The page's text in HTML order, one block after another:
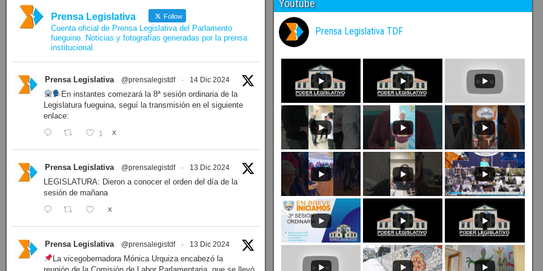
Prensa Legislativa Follow
Cuenta oficial de Prensa Legislativa del Parlamento
fueguino. Noticias y fotografías generadas por la prensa
institucional.
Prensa Legislativa @prensalegistdf · 14 Dic 2024
En instantes comezará la 8ª sesión ordinaria de la
Legislatura fueguina, seguí la transmisión en el siguiente
enlace:
1 X
Prensa Legislativa @prensalegistdf · 13 Dic 2024
LEGISLATURA: Dieron a conocer el orden del día de la
sesión de mañana
X
Prensa Legislativa @prensalegistdf · 13 Dic 2024
La vicegobernadora Mónica Urquiza encabezó la
Youtube
Prensa Legislativa TDF